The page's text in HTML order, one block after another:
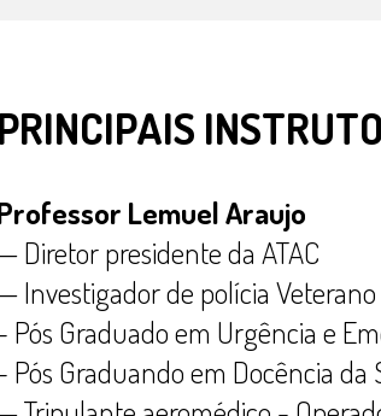
PRINCIPAIS
Lemuel Araujo
Diretor presidente da ATAC
Investigador de polícia Veterano
Pós Graduado em Urgência e
Pós Graduando em Docência